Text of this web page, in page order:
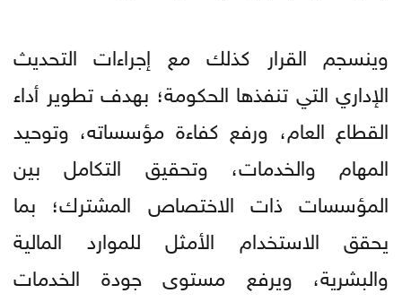
وينسجم القرار كذلك مع إجراءات التحديث
الإداري التي تنفذها الحكومة؛ بهدف تطوير أداء
القطاع العام، ورفع كفاءة مؤسساته، وتوحيد
المهام والخدمات، وتحقيق التكامل بين
المؤسسات ذات الاختصاص المشترك؛ بما
يحقق الاستخدام الأمثل للموارد المالية
والبشرية، ويرفع مستوى جودة الخدمات